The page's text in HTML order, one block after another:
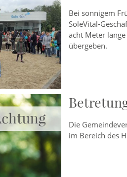
Bei sonnigem
SoleVital-
acht Meter
übergeben.
Die
im Bereich des